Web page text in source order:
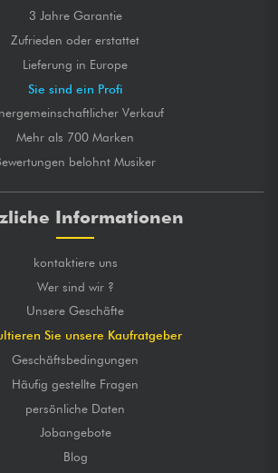
3 Jahre Garantie
Zufrieden oder erstattet
Lieferung in Europe
Sie sind ein Profi
Verkauf
Mehr als 700 Marken
belohnt Musiker
Informationen
kontaktiere uns
Wer sind wir ?
Unsere Geschäfte
Sie unsere Kaufratgeber
Geschäftsbedingungen
Häufig gestellte Fragen
persönliche Daten
Jobangebote
Blog